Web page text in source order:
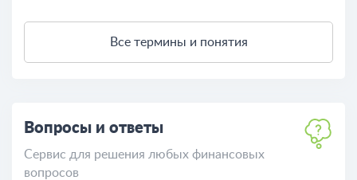
Все термины и понятия
Вопросы и ответы
Сервис для решения любых финансовых
вопросов